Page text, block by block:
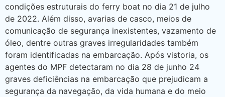
condições estruturais do ferry boat no dia 21 de julho
de 2022. Além disso, avarias de casco, meios de
comunicação de segurança inexistentes, vazamento de
óleo, dentre outras graves irregularidades também
foram identificadas na embarcação. Após vistoria, os
agentes do MPF detectaram no dia 28 de junho 24
graves deficiências na embarcação que prejudicam a
segurança da navegação, da vida humana e do meio